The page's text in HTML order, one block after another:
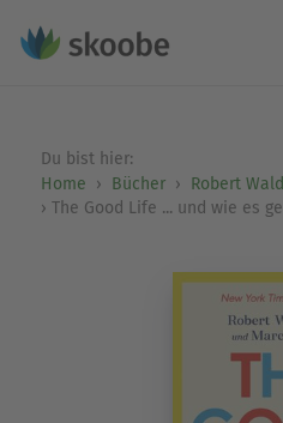
Du bist hier:
Home
Bücher
Robert
The Good Life ... und wie es